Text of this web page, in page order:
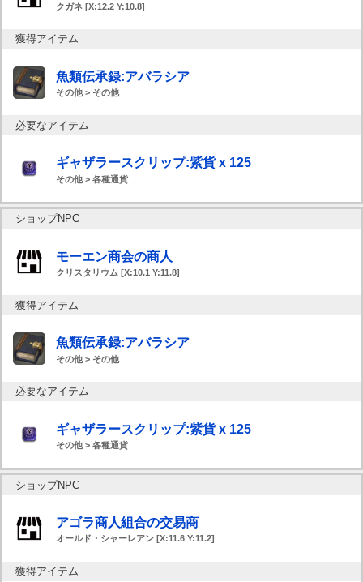
クガネ [X:12.2 Y:10.8]
獲得アイテム
魚類伝承録:アバラシア
その他 > その他
必要なアイテム
ギャザラースクリップ:紫貨 x 125
その他 > 各種通貨
ショップNPC
モーエン商会の商人
クリスタリウム [X:10.1 Y:11.8]
獲得アイテム
魚類伝承録:アバラシア
その他 > その他
必要なアイテム
ギャザラースクリップ:紫貨 x 125
その他 > 各種通貨
ショップNPC
アゴラ商人組合の交易商
オールド・シャーレアン [X:11.6 Y:11.2]
獲得アイテム